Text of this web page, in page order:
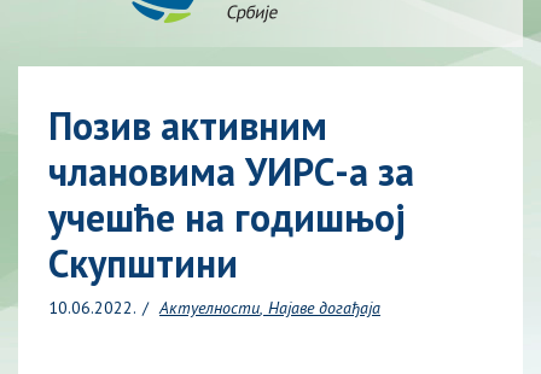
Позив активним
члановима УИРС-а за
учешће на годишњој
Скупштини
10.06.2022. Актуелности Најаве догађаја